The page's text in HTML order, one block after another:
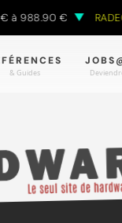
€ RADEON RX
& Guides